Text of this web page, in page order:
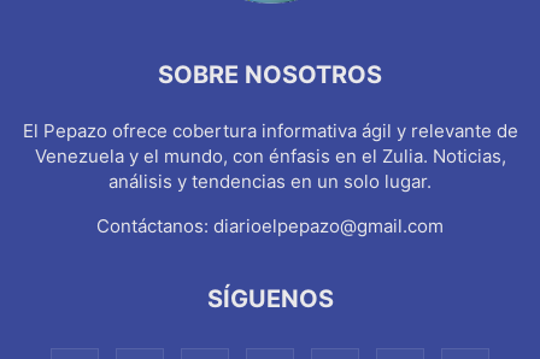
SOBRE NOSOTROS
El Pepazo ofrece cobertura informativa ágil y relevante de
Venezuela y el mundo, con énfasis en el Zulia. Noticias,
análisis y tendencias en un solo lugar.
Contáctanos: diarioelpepazo@gmail.com
SÍGUENOS